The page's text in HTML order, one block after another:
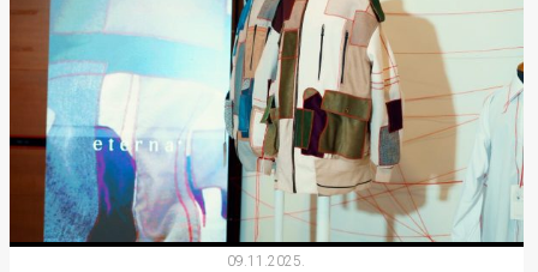
09.11.2025.